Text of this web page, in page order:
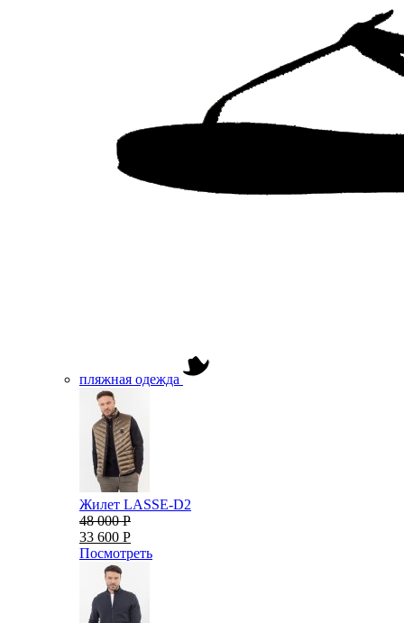
пляжная одежда
Жилет LASSE-D2
48 000 Р
33 600 Р
Посмотреть